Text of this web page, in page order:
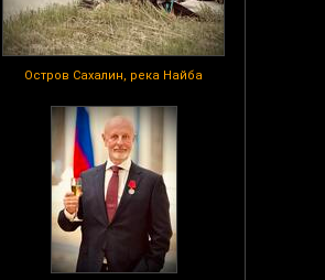
Остров Сахалин, река Найба